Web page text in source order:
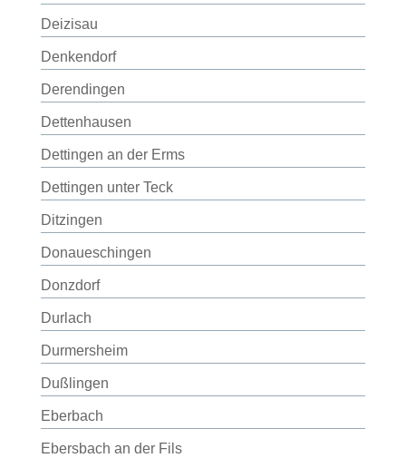
Deizisau
Denkendorf
Derendingen
Dettenhausen
Dettingen an der Erms
Dettingen unter Teck
Ditzingen
Donaueschingen
Donzdorf
Durlach
Durmersheim
Dußlingen
Eberbach
Ebersbach an der Fils